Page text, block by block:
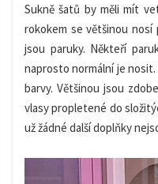
Sukně šatů by měli mít
rokokem se většinou nosí
jsou paruky. Někteří
naprosto normální je
barvy. Většinou jsou
vlasy propletené do
už žádné další doplňky